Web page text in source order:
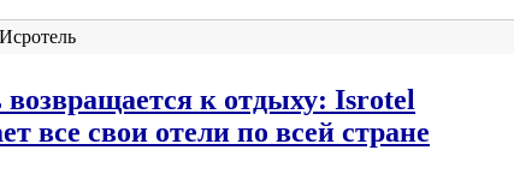
к отдыху: Isrotel
все свои отели по всей стране